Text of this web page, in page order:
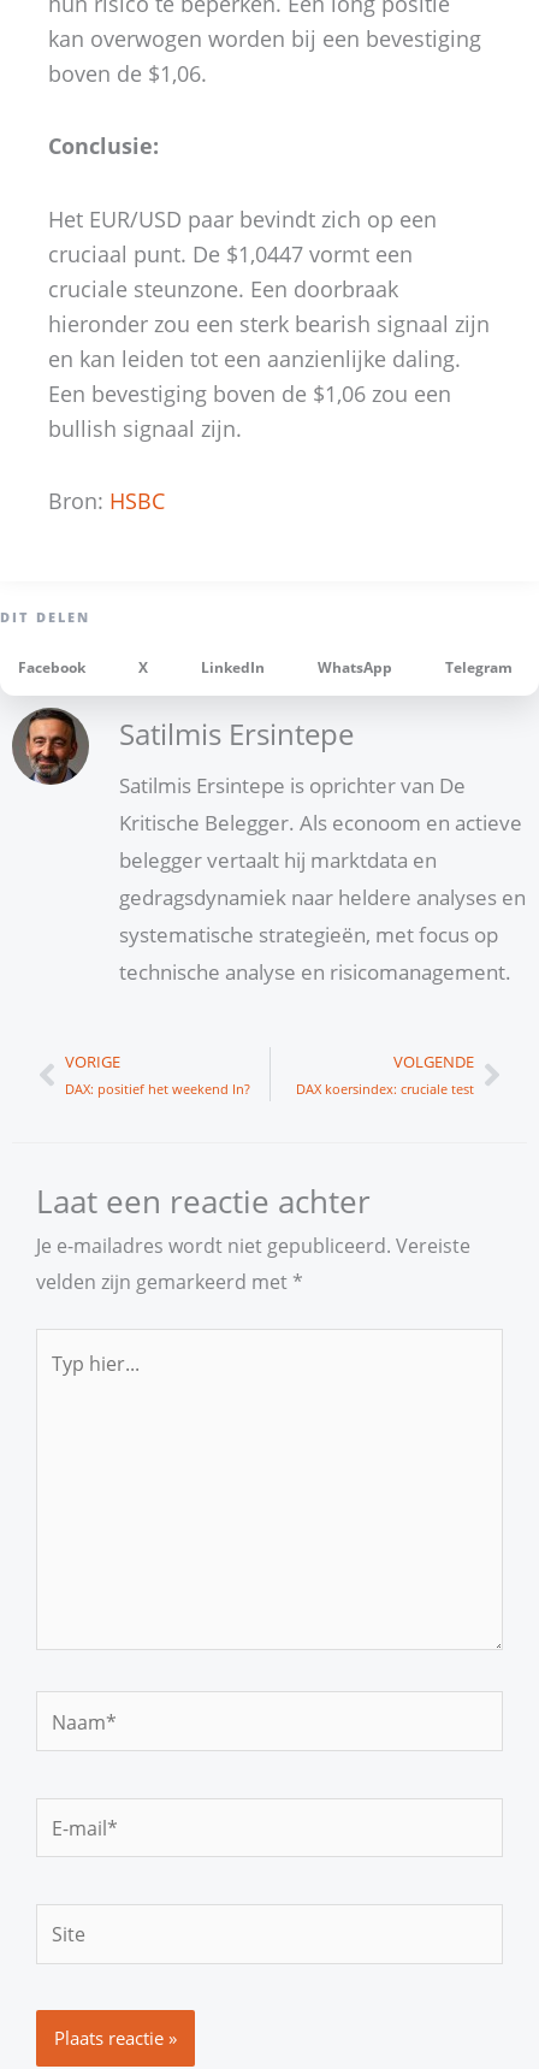
kan overwogen worden bij een bevestiging
boven de $1,06.
Conclusie:
Het EUR/USD paar bevindt zich op een
cruciaal punt. De $1,0447 vormt een
cruciale steunzone. Een doorbraak
hieronder zou een sterk bearish signaal zijn
en kan leiden tot een aanzienlijke daling.
Een bevestiging boven de $1,06 zou een
bullish signaal zijn.
Bron: HSBC
Facebook X LinkedIn WhatsApp Telegram
Satilmis Ersintepe
Satilmis Ersintepe is oprichter van De
Kritische Belegger. Als econoom en actieve
belegger vertaalt hij marktdata en
gedragsdynamiek naar heldere analyses en
systematische strategieën, met focus op
technische analyse en risicomanagement.
Vorige
VORIGE
DAX: positief het weekend In?
VOLGENDE
DAX koersindex: cruciale test
Laat een reactie achter
Je e-mailadres wordt niet gepubliceerd. Vereiste
velden zijn gemarkeerd met *
hier...
mail*
Site